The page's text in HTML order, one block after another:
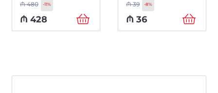
₼480 -11%
₼ 428
₼39 -8%
₼ 36